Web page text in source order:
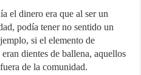
el dinero era que al ser un
podía tener no sentido un
si el elemento de
dientes de ballena, aquellos
de la comunidad.